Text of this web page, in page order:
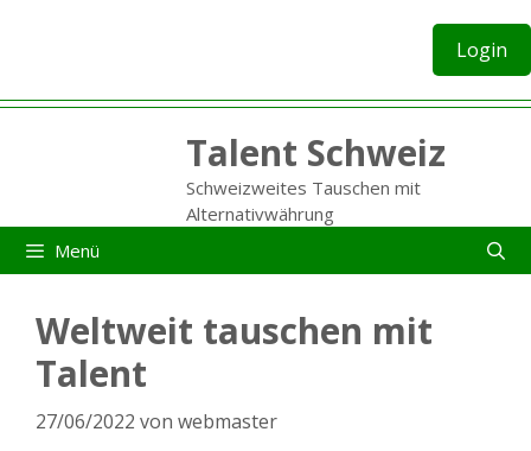
Login
Talent Schweiz
Schweizweites Tauschen mit
Alternativwährung
Menü
Weltweit tauschen mit
Talent
27/06/2022 von webmaster